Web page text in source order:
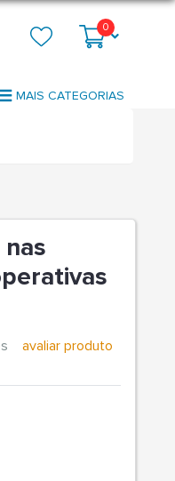
0
MAIS CATEGORIAS
avaliar produto